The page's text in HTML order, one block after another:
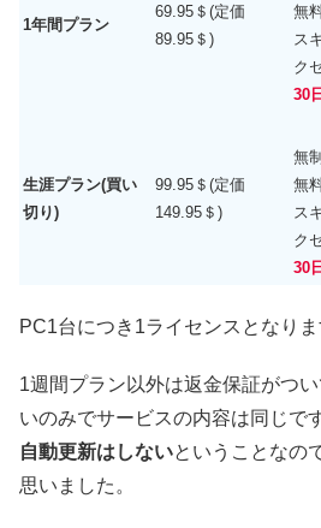
1年間プラン
69.95＄(定価
89.95＄)
無
ス
ク
30
生涯プラン(買い
切り)
99.95＄(定価
149.95＄)
無
無
ス
ク
30
PC1台につき1ライセンスとなりま
1週間プラン以外は返金保証がつ
いのみでサービスの内容は同じです
自動更新はしないということなの
思いました。